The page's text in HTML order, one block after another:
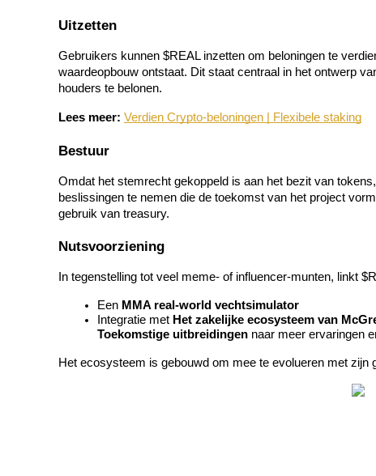
Handelsstrategieën
Leer hoe u winstgevend kunt blijven
Macht varkentje
Uitzetten
Gebruikers kunnen $REAL inzetten om beloningen te
waardeopbouw ontstaat. Dit staat centraal in het ontwerp
houders te belonen.
Lees meer: Verdien Crypto-beloningen | Flexibele staking
Bestuur
Omdat het stemrecht gekoppeld is aan het bezit van
beslissingen te nemen die de toekomst van het project
gebruik van treasury.
Nutsvoorziening
In tegenstelling tot veel meme- of influencer-munten, linkt
Een MMA real-world vechtsimulator
Integratie met Het zakelijke ecosysteem van
Toekomstige uitbreidingen naar meer ervaringen
Het ecosysteem is gebouwd om mee te evolueren met